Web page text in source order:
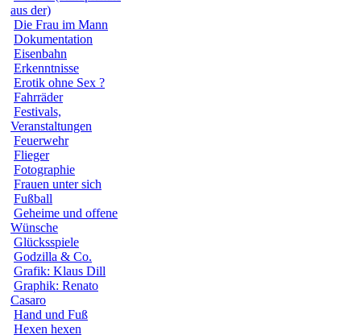
aus der)
Die Frau im Mann
Dokumentation
Eisenbahn
Erkenntnisse
Erotik ohne Sex ?
Fahrräder
Festivals,
Veranstaltungen
Feuerwehr
Flieger
Fotographie
Frauen unter sich
Fußball
Geheime und offene
Wünsche
Glücksspiele
Godzilla & Co.
Grafik: Klaus Dill
Graphik: Renato
Casaro
Hand und Fuß
Hexen hexen